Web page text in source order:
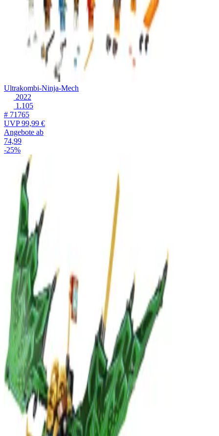
Ultrakombi-Ninja-Mech
2022
1.105
# 71765
UVP99,99 €
Angebote ab
74,99
-25%